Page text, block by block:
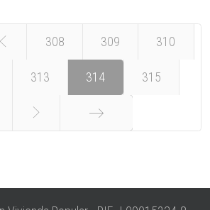
308 309 310
313 314 315